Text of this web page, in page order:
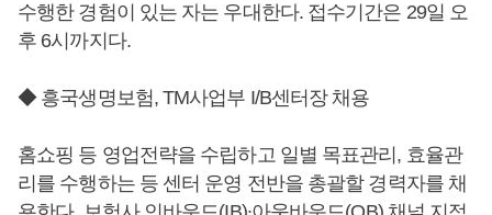
수행한 경험이 있는 자는 우대한다. 접수기간은 29일 오
후 6시까지다.
◆ 흥국생명보험, TM사업부 I/B센터장 채용
홈쇼핑 등 영업전략을 수립하고 일별 목표관리, 효율관
리를 수행하는 등 센터 운영 전반을 총괄할 경력자를 채